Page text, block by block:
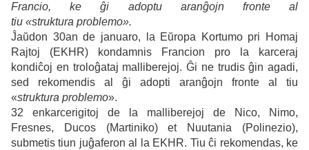
Francio, ke ĝi adoptu aranĝojn fronte al
tiu «struktura problemo».
Ĵaŭdon 30an de januaro, la Eŭropa Kortumo pri Homaj
Rajtoj (EKHR) kondamnis Francion pro la karceraj
kondiĉoj en troloĝataj malliberejoj. Ĝi ne trudis ĝin agadi,
sed rekomendis al ĝi adopti aranĝojn fronte al tiu
«struktura problemo».
32 enkarcerigitoj de la malliberejoj
de
Nico, Nimo,
Fresnes, Ducos (Martiniko) et Nuutania (Polinezio),
submetis tiun juĝaferon al la EKHR. Tiu ĉi rekomendas, ke